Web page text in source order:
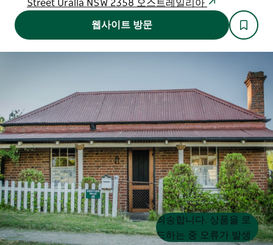
Street Uralla NSW 2358 오스트레일리아
웹사이트 방문
Product
List
Product
List
죄송합니다. 상품을 로
드하는 중 오류가 발생